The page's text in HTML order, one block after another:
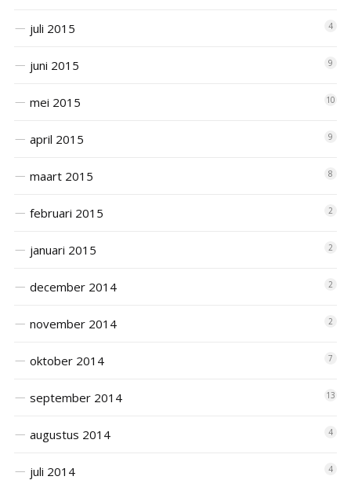
juli 2015 4
juni 2015 9
mei 2015 10
april 2015 9
maart 2015 8
februari 2015 2
januari 2015 2
december 2014 2
november 2014 2
oktober 2014 7
september 2014 13
augustus 2014 4
juli 2014 4